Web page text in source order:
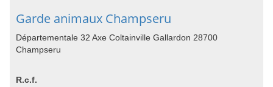
Garde animaux Champseru
Départementale 32 Axe Coltainville Gallardon 28700
Champseru
R.c.f.